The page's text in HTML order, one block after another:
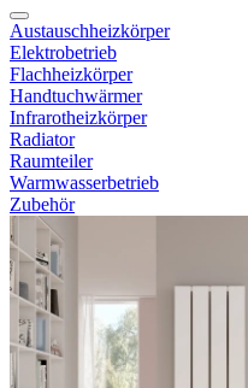
Austauschheizkörper
Elektrobetrieb
Flachheizkörper
Handtuchwärmer
Infrarotheizkörper
Radiator
Raumteiler
Warmwasserbetrieb
Zubehör